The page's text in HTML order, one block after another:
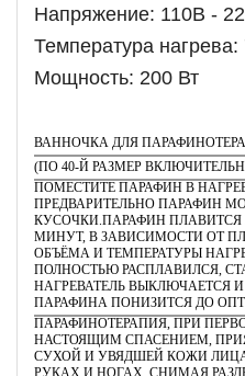
Напряжение: 110В -
Температура нагрева:
Мощность: 200 Вт
ВАННОЧКА ДЛЯ
(ПО 40-Й РАЗМЕР
ПОМЕСТИТЕ ПАРАФИН В
ПРЕДВАРИТЕЛЬНО ПАРАФИН
КУСОЧКИ.ПАРАФИН ПЛАВИТСЯ
МИНУТ, В ЗАВИСИМОСТИ ОТ
ОБЪЁМА И ТЕМПЕРАТУРЫ
ПОЛНОСТЬЮ РАСПЛАВИЛСЯ,
НАГРЕВАТЕЛЬ ВЫКЛЮЧАЕТСЯ
ПАРАФИНА ПОНИЗИТСЯ ДО
ПАРАФИНОТЕРАПИЯ, ПРИ
НАСТОЯЩИМ СПАСЕНИЕМ,
СУХОЙ И УВЯДШЕЙ КОЖИ
РУКАХ И НОГАХ, СНИМАЯ